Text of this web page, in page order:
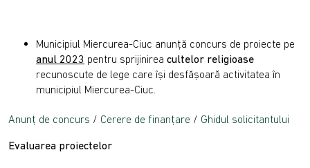
Municipiul Miercurea-Ciuc anunţă concurs de proiecte pe
anul 2023 pentru sprijinirea cultelor religioase
recunoscute de lege care îşi desfăşoară activitatea în
municipiul Miercurea-Ciuc.
Anunț de concurs / Cerere de finanțare / Ghidul solicitantului
Evaluarea proiectelor